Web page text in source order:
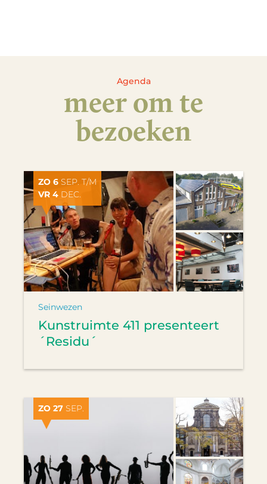
Agenda
meer om te
bezoeken
ZO 6 SEP. T/M
VR 4 DEC.
Seinwezen
Kunstruimte 411 presenteert
´Residu´
ZO 27 SEP.